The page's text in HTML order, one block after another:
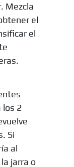
Mezcla
el
el
los 2
Si
al
jarra o